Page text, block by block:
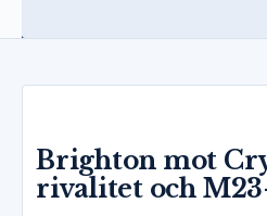
Brighton mot
rivalitet och